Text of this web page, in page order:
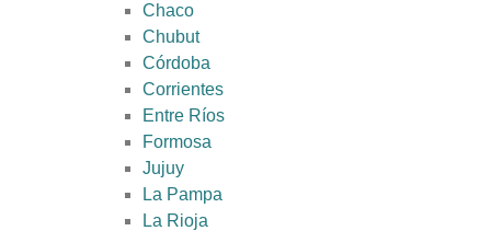
Chaco
Chubut
Córdoba
Corrientes
Entre Ríos
Formosa
Jujuy
La Pampa
La Rioja